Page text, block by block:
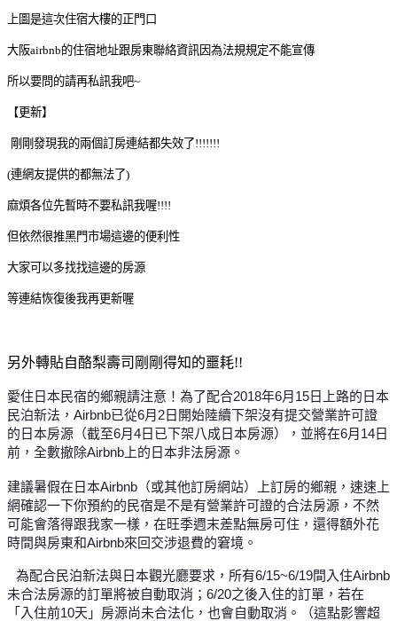
上圖是這次住宿大樓的正門口
大阪airbnb的住宿地址跟房東聯絡資訊因為法規規定不能宣傳
所以要問的請再私訊我吧~
【更新】
剛剛發現我的兩個訂房連結都失效了!!!!!!!
(連網友提供的都無法了)
麻煩各位先暫時不要私訊我喔!!!!
但依然很推黑門市場這邊的便利性
大家可以多找找這邊的房源
等連結恢復後我再更新喔
另外轉貼自酪梨壽司剛剛得知的噩耗!!
愛住日本民宿的鄉親請注意！為了配合2018年6月15日上路的日本
民泊新法，Airbnb已從6月2日開始陸續下架沒有提交營業許可證
的日本房源（截至6月4日已下架八成日本房源），並將在6月14日
前，全數撤除Airbnb上的日本非法房源。
建議暑假在日本Airbnb（或其他訂房網站）上訂房的鄉親，速速上
網確認一下你預約的民宿是不是有營業許可證的合法房源，不然
可能會落得跟我家一樣，在旺季週末差點無房可住，還得額外花
時間與房東和Airbnb來回交涉退費的窘境。
為配合民泊新法與日本觀光廳要求，所有6/15~6/19間入住Airbnb
未合法房源的訂單將被自動取消；6/20之後入住的訂單，若在
「入住前10天」房源尚未合法化，也會自動取消。（這點影響超